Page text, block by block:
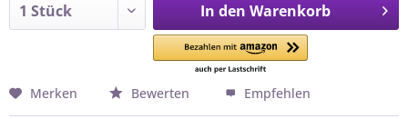
In den Warenkorb
Merken Bewerten Empfehlen